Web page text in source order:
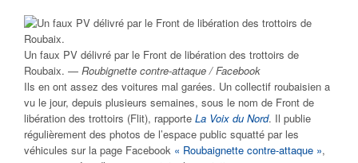
Un faux PV délivré par le Front de libération des trottoirs de
Roubaix. — Roubignette contre-attaque / Facebook
Ils en ont assez des voitures mal garées. Un collectif roubaisien a
vu le jour, depuis plusieurs semaines, sous le nom de Front de
libération des trottoirs (Flit), rapporte La Voix du Nord. Il publie
régulièrement des photos de l’espace public squatté par les
véhicules sur la page Facebook « Roubaignette contre-attaque »,